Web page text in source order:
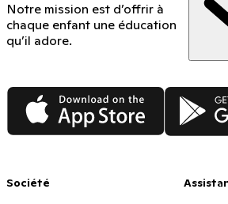
Notre mission est d’offrir à
chaque enfant une éducation
qu’il adore.
App Store Google
Société